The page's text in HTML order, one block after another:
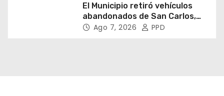
El Municipio retiró vehículos
abandonados de San Carlos,
Olmos y el casco urbano
Ago 7, 2026 PPD